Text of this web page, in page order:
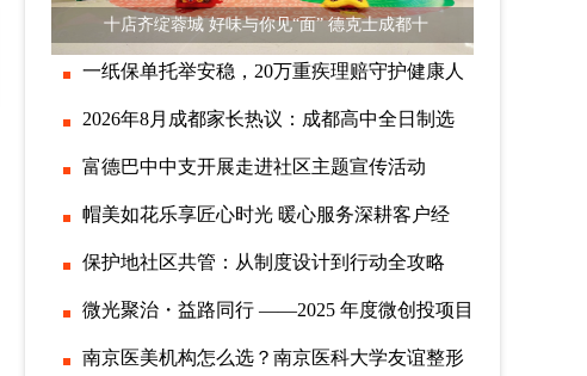
十店齐绽蓉城 好味与你见“面” 德克士成都十
一纸保单托举安稳，20万重疾理赔守护健康人
2026年8月成都家长热议：成都高中全日制选
富德巴中中支开展走进社区主题宣传活动
帽美如花乐享匠心时光 暖心服务深耕客户经
保护地社区共管：从制度设计到行动全攻略
微光聚治・益路同行 ——2025 年度微创投项目
南京医美机构怎么选？南京医科大学友谊整形